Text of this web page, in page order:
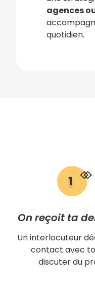
agences
quotidien.
On reçoit ta
Un interlocuteur
contact avec
discuter du